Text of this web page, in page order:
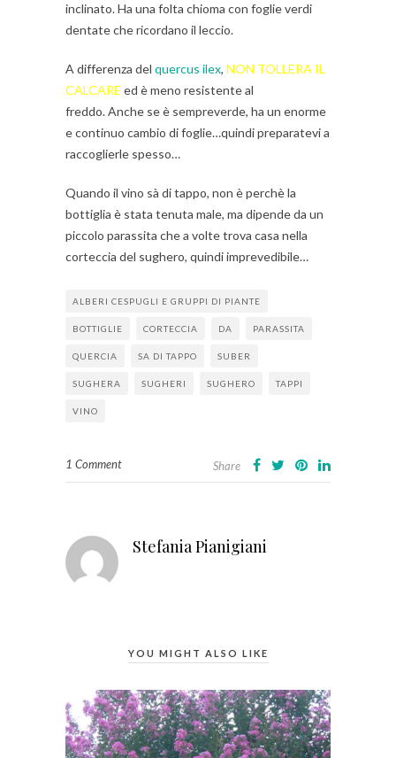
inclinato. Ha una folta chioma con foglie verdi
dentate che ricordano il leccio.
A differenza del quercus ilex, NON TOLLERA IL
CALCARE ed è meno resistente al
freddo. Anche se è sempreverde, ha un enorme
e continuo cambio di foglie…quindi preparatevi a
raccoglierle spesso…
Quando il vino sà di tappo, non è perchè la
bottiglia è stata tenuta male, ma dipende da un
piccolo parassita che a volte trova casa nella
corteccia del sughero, quindi imprevedibile…
ALBERI CESPUGLI E GRUPPI DI PIANTE
BOTTIGLIE CORTECCIA DA PARASSITA
QUERCIA SA DI TAPPO SUBER
SUGHERA SUGHERI SUGHERO TAPPI
VINO
1 Comment Share
Stefania Pianigiani
YOU MIGHT ALSO LIKE